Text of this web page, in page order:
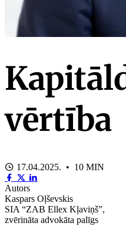
vērtība
17.04.2025. • 10 MIN
Autors
Kaspars Oļševskis
SIA “ZAB Ellex Kļaviņš”,
zvērināta advokāta palīgs